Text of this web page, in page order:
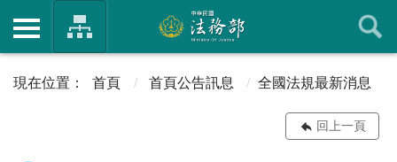
首頁 首頁公告訊息 全國法規最新消息
回上一頁